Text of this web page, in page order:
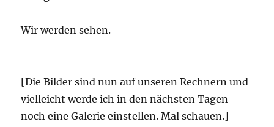
Wir werden sehen.
[Die Bilder sind nun auf unseren Rechnern und
vielleicht werde ich in den nächsten Tagen
noch eine Galerie einstellen. Mal schauen.]